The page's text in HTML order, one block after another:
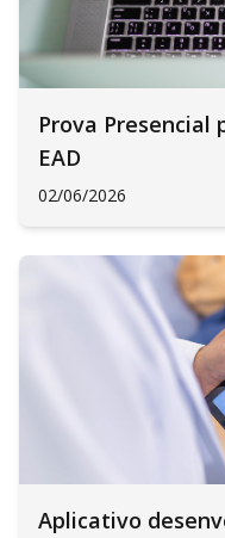
Prova Presencial
EAD
02/06/2026
Aplicativo